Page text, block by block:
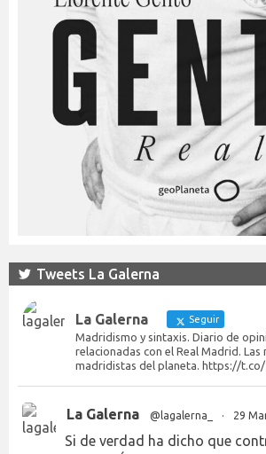
Tweets La Galerna
La Galerna Seguir
Madridismo y sintaxis. Diario de
relacionadas con el Real Madrid. Las
madridistas del planeta. https://t.co/
La Galerna @lagalerna_ · 29
Si de verdad ha dicho que